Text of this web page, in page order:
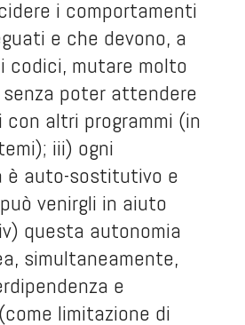
i comportamenti
e che devono, a
codici, mutare molto
poter attendere
con altri programmi (in
iii) ogni
auto-sostitutivo e
venirgli in aiuto
questa autonomia
simultaneamente,
e
limitazione di